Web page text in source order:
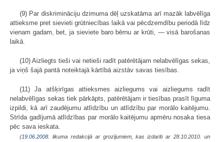
(9) Par diskrimināciju dzimuma dēļ uzskatāma arī mazāk labvēlīga
attieksme pret sievieti grūtniecības laikā vai pēcdzemdību periodā līdz
vienam gadam, bet, ja sieviete baro bērnu ar krūti, — visā barošanas
laikā.
(10) Aizliegts tieši vai netieši radīt patērētājam nelabvēlīgas sekas,
ja viņš šajā pantā noteiktajā kārtībā aizstāv savas tiesības.
(11) Ja atšķirīgas attieksmes aizliegums vai aizliegums radīt
nelabvēlīgas sekas tiek pārkāpts, patērētājam ir tiesības prasīt līguma
izpildi, kā arī zaudējumu atlīdzību un atlīdzību par morālo kaitējumu.
Strīda gadījumā atlīdzības par morālo kaitējumu apmēru nosaka tiesa
pēc sava ieskata.
(19.06.2008. likuma redakcijā ar grozījumiem, kas izdarīti ar 28.10.2010. un